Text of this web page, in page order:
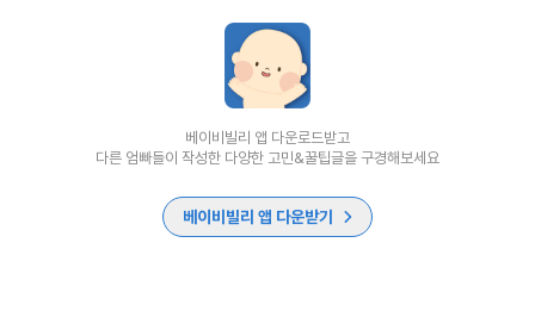
베이비빌리 앱 다운로드받고
다른 엄빠들이 작성한 다양한 고민&꿀팁글을 구경해보세요
베이비빌리 앱 다운받기